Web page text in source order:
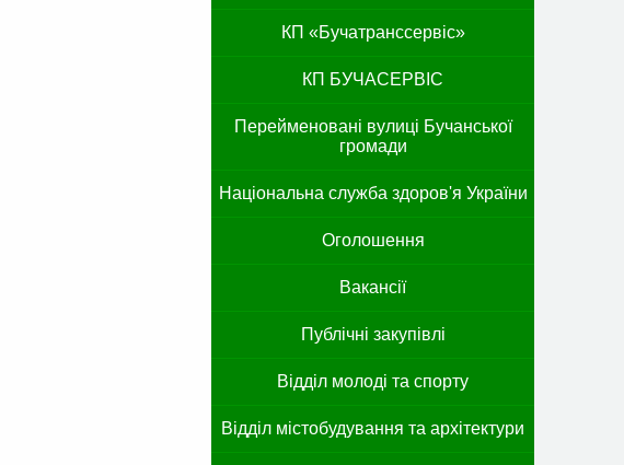
КП «Бучатранссервіс»
КП БУЧАСЕРВІС
Перейменовані вулиці Бучанської
громади
Національна служба здоров'я України
Оголошення
Вакансії
Публічні закупівлі
Відділ молоді та спорту
Відділ містобудування та архітектури